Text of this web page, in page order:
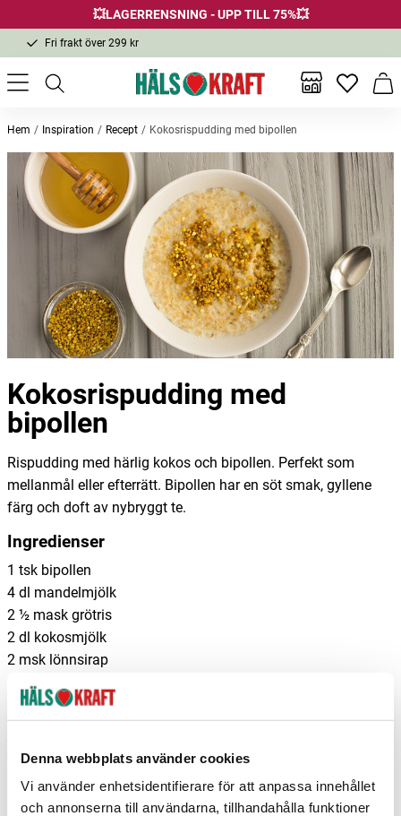
Denna webbplats använder cookies
Vi använder enhetsidentifierare för att anpassa innehållet
och annonserna till användarna, tillhandahålla funktioner
💥LAGERRENSNING - UPP TILL 75%💥
Fri frakt över 299 kr
1-3 dagars leverans
Samma pris i butik & online
Fri frakt över 299 kr
Inga
Hem Inspiration Recept Kokosrispudding med bipollen
Kokosrispudding med
bipollen
Rispudding med härlig kokos och bipollen. Perfekt som
mellanmål eller efterrätt. Bipollen har en söt smak, gyllene
färg och doft av nybryggt te.
Ingredienser
1 tsk bipollen
4 dl mandelmjölk
2 ½ mask grötris
2 dl kokosmjölk
2 msk lönnsirap
1-2 msk riven kokos
Gör så här
Blanda alla ingredienser, förutom bipollen, i en ugnssäker
skål och ställ in i ugnen 70-80 min. Rör runt när ca halva